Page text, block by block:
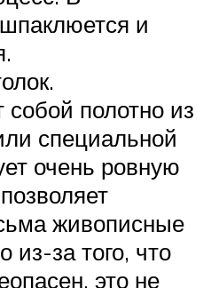
и
собой полотно из
специальной
очень ровную
живописные
из-за того, что
это не